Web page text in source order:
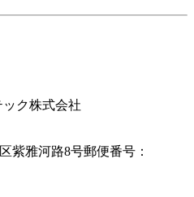
ク株式会社
紫雅河路8号郵便番号：